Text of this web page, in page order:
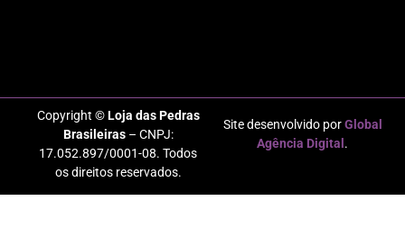
Copyright ©Loja das Pedras
Brasileiras– CNPJ:
17.052.897/0001-08. Todos
os direitos reservados.
Site desenvolvido porGlobal
Agência Digital .